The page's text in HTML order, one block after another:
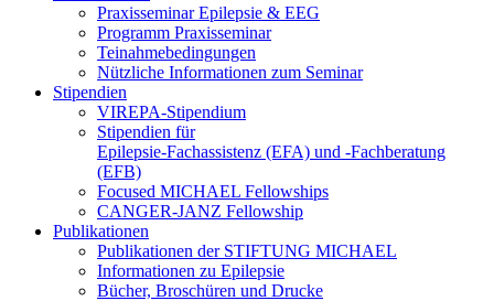
Praxisseminar Epilepsie & EEG
Programm Praxisseminar
Teinahmebedingungen
Nützliche Informationen zum Seminar
Stipendien
VIREPA-Stipendium
Stipendien für
Epilepsie-Fachassistenz (EFA) und -Fachberatung
(EFB)
Focused MICHAEL Fellowships
CANGER-JANZ Fellowship
Publikationen
Publikationen der STIFTUNG MICHAEL
Informationen zu Epilepsie
Bücher, Broschüren und Drucke